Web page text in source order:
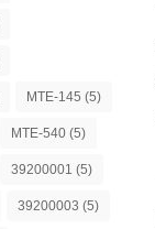
MTE-145 (5)
MTE-540 (5)
39200001 (5)
39200003 (5)